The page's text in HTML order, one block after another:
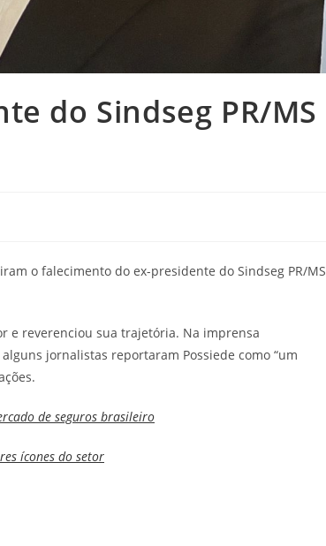
do Sindseg PR/MS
o falecimento do ex-presidente do Sindseg PR/MS
e reverenciou sua trajetória. Na imprensa
jornalistas reportaram Possiede como “um
de seguros brasileiro
ícones do setor